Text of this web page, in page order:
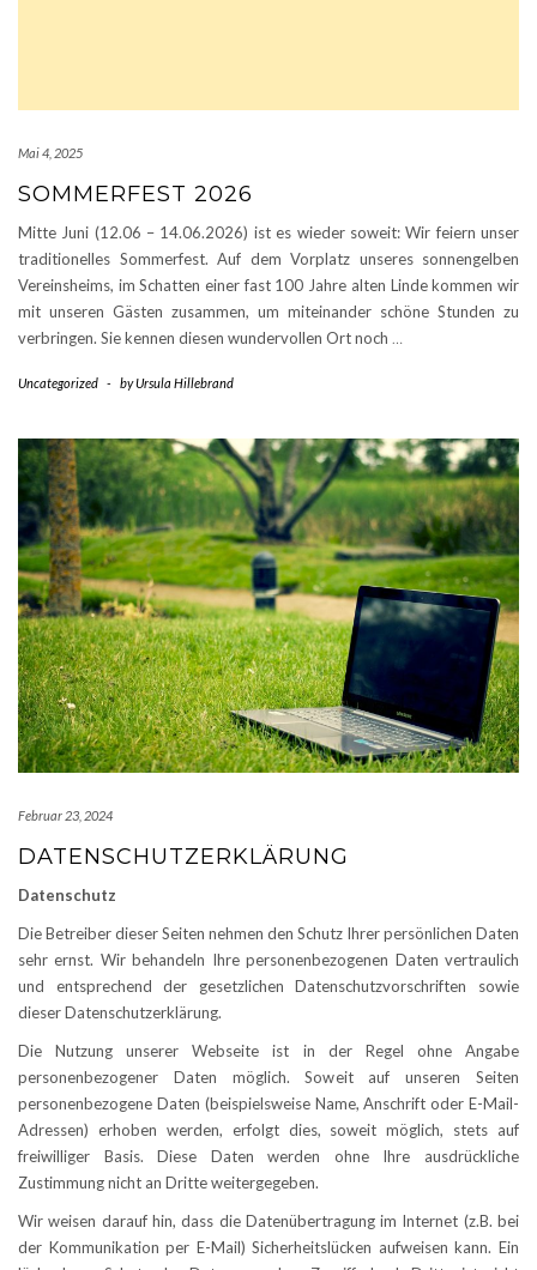
Mai 4, 2025
SOMMERFEST 2026
Mitte Juni (12.06 – 14.06.2026) ist es wieder soweit: Wir feiern unser
traditionelles Sommerfest. Auf dem Vorplatz unseres sonnengelben
Vereinsheims, im Schatten einer fast 100 Jahre alten Linde kommen wir
mit unseren Gästen zusammen, um miteinander schöne Stunden zu
verbringen. Sie kennen diesen wundervollen Ort noch …
Uncategorized - byUrsula Hillebrand
Februar 23, 2024
DATENSCHUTZERKLÄRUNG
Datenschutz
Die Betreiber dieser Seiten nehmen den Schutz Ihrer persönlichen Daten
sehr ernst. Wir behandeln Ihre personenbezogenen Daten vertraulich
und entsprechend der gesetzlichen Datenschutzvorschriften sowie
dieser Datenschutzerklärung.
Die Nutzung unserer Webseite ist in der Regel ohne Angabe
personenbezogener Daten möglich. Soweit auf unseren Seiten
personenbezogene Daten (beispielsweise Name, Anschrift oder E-Mail-
Adressen) erhoben werden, erfolgt dies, soweit möglich, stets auf
freiwilliger Basis. Diese Daten werden ohne Ihre ausdrückliche
Zustimmung nicht an Dritte weitergegeben.
Wir weisen darauf hin, dass die Datenübertragung im Internet (z.B. bei
der Kommunikation per E-Mail) Sicherheitslücken aufweisen kann. Ein